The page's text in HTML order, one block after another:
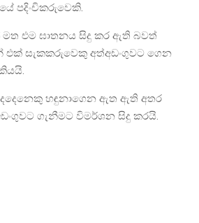
පදිංචිකරුවෙකි.
එම ඝාතනය සිදු කර ඇති බවත්
සැකකරුවෙකු අත්අඩංගුවට ගෙන
හඳුනාගෙන ඇත ඇති අතර
ගැනීමට විමර්ශන සිදු කරයි.